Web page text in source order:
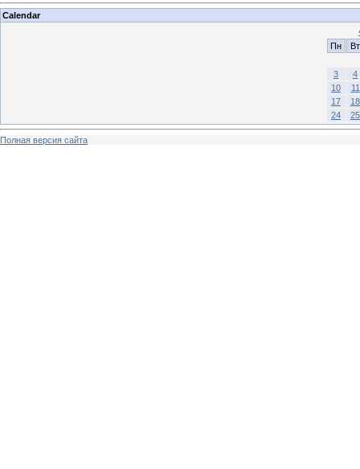
Calendar
Пн
Вт
3
4
10
11
17
18
24
25
Полная версия сайта